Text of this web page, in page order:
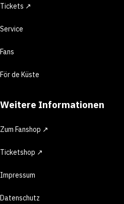
Tickets ↗
Service
Fans
För de Küste
Weitere Informationen
Zum Fanshop ↗
Ticketshop ↗
Impressum
Datenschutz